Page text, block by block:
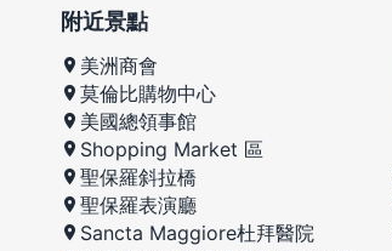
附近景點
美洲商會
莫倫比購物中心
美國總領事館
Shopping Market 區
聖保羅斜拉橋
聖保羅表演廳
Sancta Maggiore杜拜醫院